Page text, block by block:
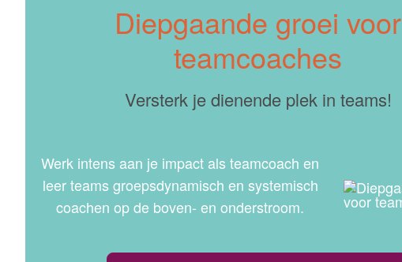
Diepgaande groei voor
teamcoaches
Versterk je dienende plek in teams!
Werk intens aan je impact als teamcoach en
leer teams groepsdynamisch en systemisch
coachen op de boven- en onderstroom.